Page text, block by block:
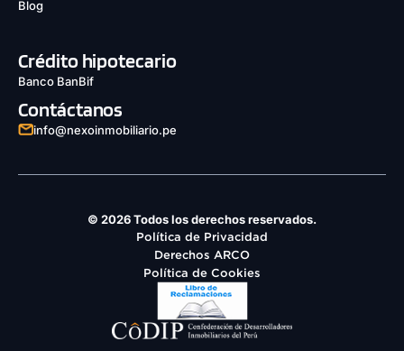
Blog
Crédito hipotecario
Banco BanBif
Contáctanos
info@nexoinmobiliario.pe
© 2026 Todos los derechos reservados.
Política de Privacidad
Derechos ARCO
Política de Cookies